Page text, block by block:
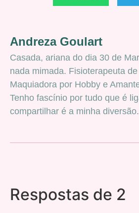
Andreza Goulart
Casada, ariana do dia 30 de
nada mimada. Fisioterapeuta
Maquiadora por Hobby e
Tenho fascínio por tudo que é
compartilhar é a minha diversão.
Respostas de 2